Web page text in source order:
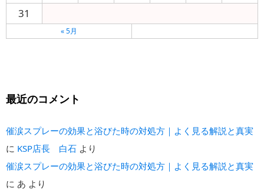
31
« 5月
最近のコメント
催涙スプレーの効果と浴びた時の対処方｜よく見る解説と真実
に KSP店長 白石 より
催涙スプレーの効果と浴びた時の対処方｜よく見る解説と真実
に あ より